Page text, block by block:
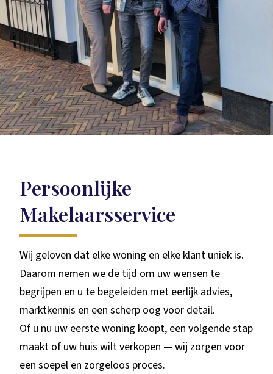
Persoonlijke
Makelaarsservice
Wij geloven dat elke woning en elke klant uniek is.
Daarom nemen we de tijd om uw wensen te
begrijpen en u te begeleiden met eerlijk advies,
marktkennis en een scherp oog voor detail.
Of u nu uw eerste woning koopt, een volgende stap
maakt of uw huis wilt verkopen — wij zorgen voor
een soepel en zorgeloos proces.